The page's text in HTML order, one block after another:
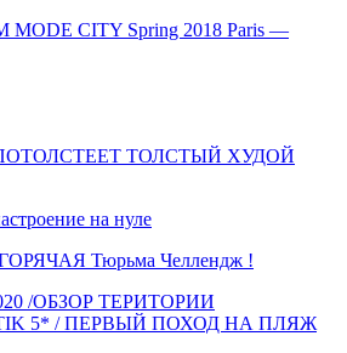
MODE CITY Spring 2018 Paris —
ТОЛСТЫЙ ХУДОЙ
на нуле
Тюрьма Челлендж !
/ОБЗОР ТЕРИТОРИИ
5* / ПЕРВЫЙ ПОХОД НА ПЛЯЖ